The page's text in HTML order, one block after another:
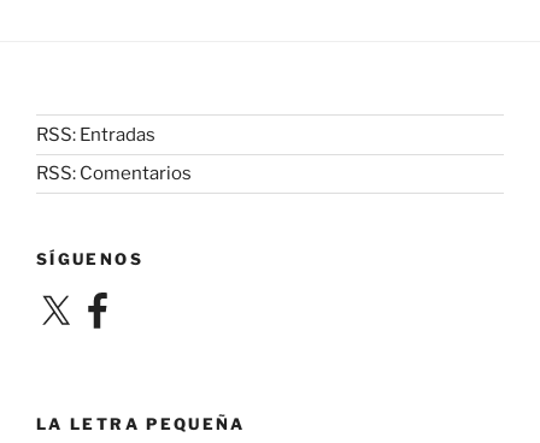
RSS: Entradas
RSS: Comentarios
SÍGUENOS
X Facebook
LA LETRA PEQUEÑA